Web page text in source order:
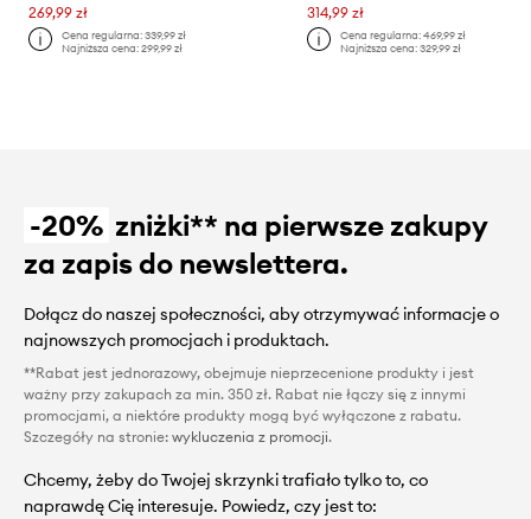
269,99 zł
Cena regularna:339,99 zł
Najniższa cena:299,99 zł
314,99 zł
Cena regularna: 469,99 zł
Najniższa cena: 329,99 zł
-20% zniżki** na pierwsze zakupy
za zapis do newslettera.
Dołącz do naszej społeczności, aby otrzymywać informacje o
najnowszych promocjach i produktach.
**Rabat jest jednorazowy, obejmuje nieprzecenione produkty i jest
ważny przy zakupach za min. 350 zł. Rabat nie łączy się z innymi
promocjami, a niektóre produkty mogą być wyłączone z rabatu.
Szczegóły na stronie: wykluczenia z promocji.
Chcemy, żeby do Twojej skrzynki trafiało tylko to, co
naprawdę Cię interesuje. Powiedz, czy jest to: